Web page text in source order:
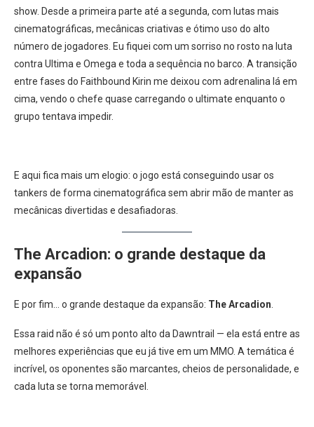
show. Desde a primeira parte até a segunda, com lutas mais
cinematográficas, mecânicas criativas e ótimo uso do alto
número de jogadores. Eu fiquei com um sorriso no rosto na luta
contra Ultima e Omega e toda a sequência no barco. A transição
entre fases do Faithbound Kirin me deixou com adrenalina lá em
cima, vendo o chefe quase carregando o ultimate enquanto o
grupo tentava impedir.
E aqui fica mais um elogio: o jogo está conseguindo usar os
tankers de forma cinematográfica sem abrir mão de manter as
mecânicas divertidas e desafiadoras.
The Arcadion: o grande destaque da
expansão
E por fim… o grande destaque da expansão: The Arcadion
Essa raid não é só um ponto alto da Dawntrail — ela está entre as
melhores experiências que eu já tive em um MMO. A temática é
incrível, os oponentes são marcantes, cheios de personalidade, e
cada luta se torna memorável.